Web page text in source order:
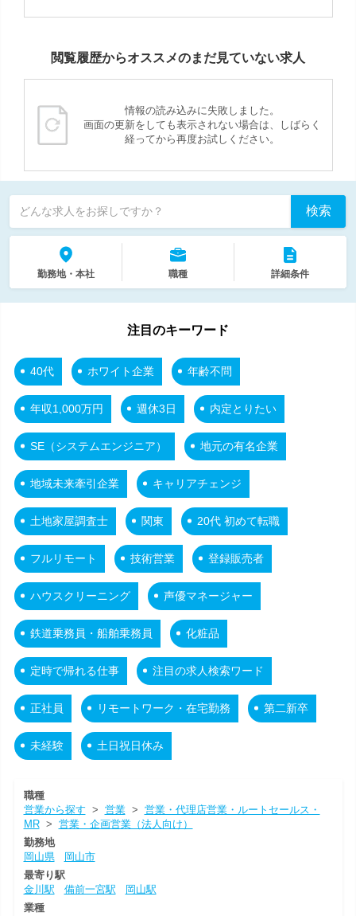
閲覧履歴からオススメのまだ見ていない求人
情報の読み込みに失敗しました。
画面の更新をしても表示されない場合は、しばらく
経ってから再度お試しください。
どんな求人をお探しですか？ 検索
勤務地・本社 職種 詳細条件
注目のキーワード
40代 ホワイト企業 年齢不問
年収1,000万円 週休3日 内定とりたい
SE（システムエンジニア） 地元の有名企業
地域未来牽引企業 キャリアチェンジ
土地家屋調査士 関東 20代 初めて転職
フルリモート 技術営業 登録販売者
ハウスクリーニング 声優マネージャー
鉄道乗務員・船舶乗務員 化粧品
定時で帰れる仕事 注目の求人検索ワード
正社員 リモートワーク・在宅勤務 第二新卒
未経験 土日祝日休み
職種
営業から探す > 営業> 営業・代理店営業・ルートセールス・
MR> 営業・企画営業（法人向け）
勤務地
岡山県
岡山市
最寄り駅
金川駅
備前一宮駅
岡山駅
業種